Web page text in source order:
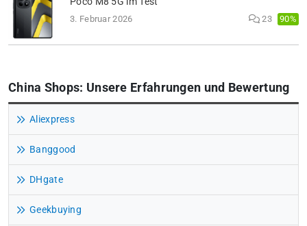
3. Februar 2026 23 90%
China Shops: Unsere Erfahrungen und Bewertung
Aliexpress
Banggood
DHgate
Geekbuying